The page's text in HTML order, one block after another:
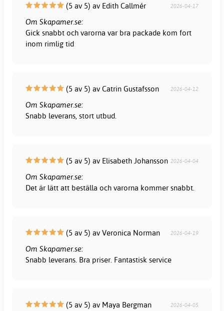
(5 av 5) av Edith Callmér 2026-04-17
Om Skapamer.se:
Gick snabbt och varorna var bra packade kom fort
inom rimlig tid
(5 av 5) av Catrin Gustafsson 2026-04-12
Om Skapamer.se:
Snabb leverans, stort utbud.
(5 av 5) av Elisabeth Johansson 2026-04-04
Om Skapamer.se:
Det är lätt att beställa och varorna kommer snabbt.
(5 av 5) av Veronica Norman 2026-04-19
Om Skapamer.se:
Snabb leverans. Bra priser. Fantastisk service
(5 av 5) av Maya Bergman 2026-04-05